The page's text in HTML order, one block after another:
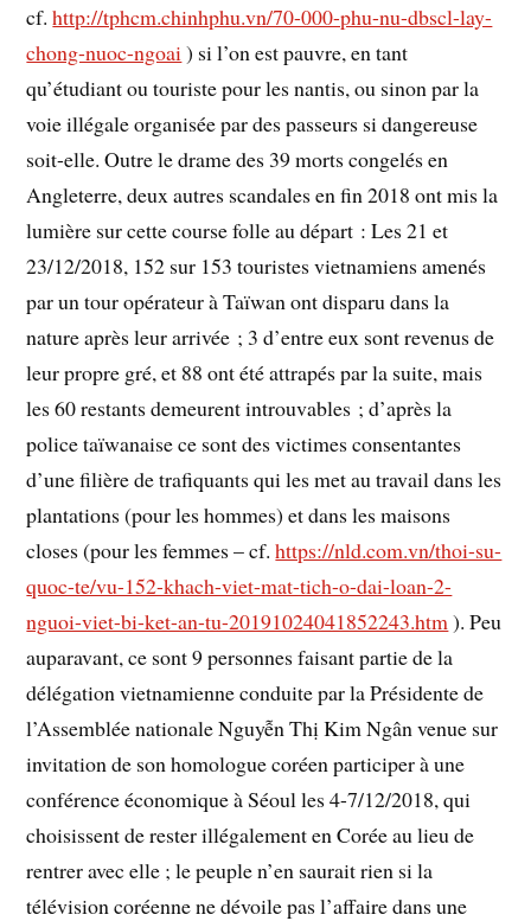
cf.http://tphcm.chinhphu.vn/70-000-phu-nu-dbscl-lay-
chong-nuoc-ngoai) si l’on est pauvre, en tant
qu’étudiant ou touriste pour les nantis, ou sinon par la
voie illégale organisée par des passeurs si dangereuse
soit-elle. Outre le drame des 39 morts congelés en
Angleterre, deux autres scandales en fin 2018 ont mis la
lumière sur cette course folle au départ : Les 21 et
23/12/2018, 152 sur 153 touristes vietnamiens amenés
par un tour opérateur à Taïwan ont disparu dans la
nature après leur arrivée ; 3 d’entre eux sont revenus de
leur propre gré, et 88 ont été attrapés par la suite, mais
les 60 restants demeurent introuvables ; d’après la
police taïwanaise ce sont des victimes consentantes
d’une filière de trafiquants qui les met au travail dans les
plantations (pour les hommes) et dans les maisons
closes (pour les femmes – cf.https://nld.com.vn/thoi-su-
quoc-te/vu-152-khach-viet-mat-tich-o-dai-loan-2-
nguoi-viet-bi-ket-an-tu-20191024041852243.htm). Peu
auparavant, ce sont 9 personnes faisant partie de la
délégation vietnamienne conduite par la Présidente de
l’Assemblée nationale Nguyễn Thị Kim Ngân venue sur
invitation de son homologue coréen participer à une
conférence économique à Séoul les 4-7/12/2018, qui
choisissent de rester illégalement en Corée au lieu de
rentrer avec elle ; le peuple n’en saurait rien si la
télévision coréenne ne dévoile pas l’affaire dans une